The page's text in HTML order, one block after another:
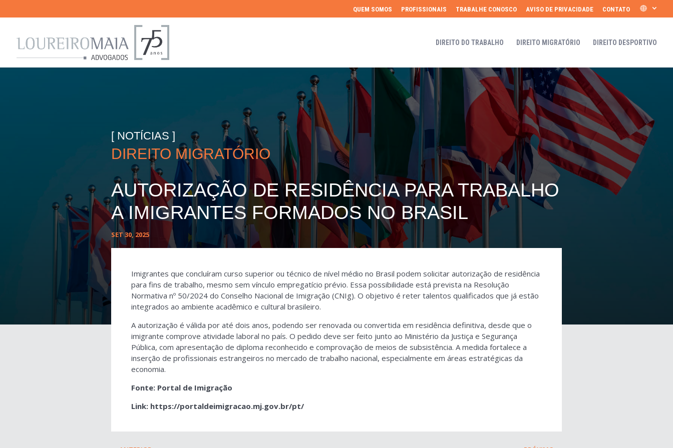
QUEM SOMOS PROFISSIONAIS TRABALHE CONOSCO AVISO DE PRIVACIDADE CONTATO
DIREITO DO TRABALHO DIREITO MIGRATÓRIO DIREITO DESPORTIVO
[ NOTÍCIAS ]
DIREITO MIGRATÓRIO
AUTORIZAÇÃO DE RESIDÊNCIA PARA TRABALHO
A IMIGRANTES FORMADOS NO BRASIL
SET 30, 2025
Imigrantes que concluíram curso superior ou técnico de nível médio no Brasil podem solicitar autorização de residência
para fins de trabalho, mesmo sem vínculo empregatício prévio. Essa possibilidade está prevista na Resolução
Normativa nº 50/2024 do Conselho Nacional de Imigração (CNIg). O objetivo é reter talentos qualificados que já estão
integrados ao ambiente acadêmico e cultural brasileiro.
A autorização é válida por até dois anos, podendo ser renovada ou convertida em residência definitiva, desde que o
imigrante comprove atividade laboral no país. O pedido deve ser feito junto ao Ministério da Justiça e Segurança
Pública, com apresentação de diploma reconhecido e comprovação de meios de subsistência. A medida fortalece a
inserção de profissionais estrangeiros no mercado de trabalho nacional, especialmente em áreas estratégicas da
economia.
Fonte: Portal de Imigração
Link: https://portaldeimigracao.mj.gov.br/pt/